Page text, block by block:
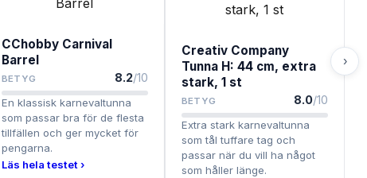
CChobby Carnival
Barrel
BETYG 8.2/10
En klassisk karnevaltunna
som passar bra för de flesta
tillfällen och ger mycket för
pengarna.
Läs hela testet ›
Creativ Company
Tunna H: 44 cm, extra
stark, 1 st
BETYG 8.0/10
Extra stark karnevaltunna
som tål tuffare tag och
passar när du vill ha något
som håller länge.
›